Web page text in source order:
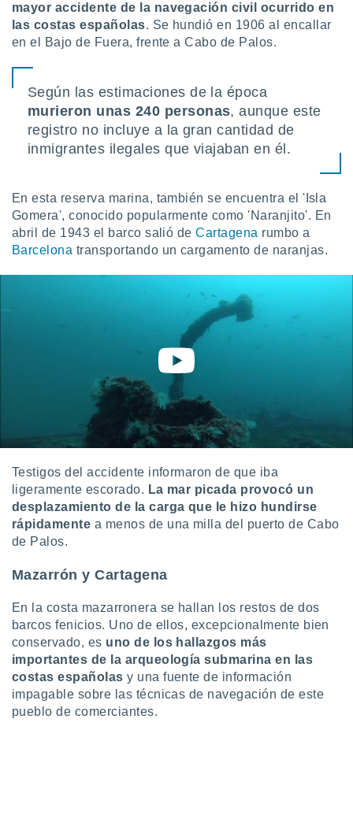
mayor accidente de la navegación civil ocurrido en
las costas españolas. Se hundió en 1906 al encallar
en el Bajo de Fuera, frente a Cabo de Palos.
Según las estimaciones de la época
murieron unas 240 personas, aunque este
registro no incluye a la gran cantidad de
inmigrantes ilegales que viajaban en él.
En esta reserva marina, también se encuentra el 'Isla
Gomera', conocido popularmente como 'Naranjito'. En
abril de 1943 el barco salió deCartagena rumbo a
Barcelona transportando un cargamento de naranjas.
Testigos del accidente informaron de que iba
ligeramente escorado. La mar picada provocó un
desplazamiento de la carga que le hizo hundirse
rápidamente a menos de una milla del puerto de Cabo
de Palos.
Mazarrón y Cartagena
En la costa mazarronera se hallan los restos de dos
barcos fenicios. Uno de ellos, excepcionalmente bien
conservado, es uno de los hallazgos más
importantes de la arqueología submarina en las
costas españolas y una fuente de información
impagable sobre las técnicas de navegación de este
pueblo de comerciantes.